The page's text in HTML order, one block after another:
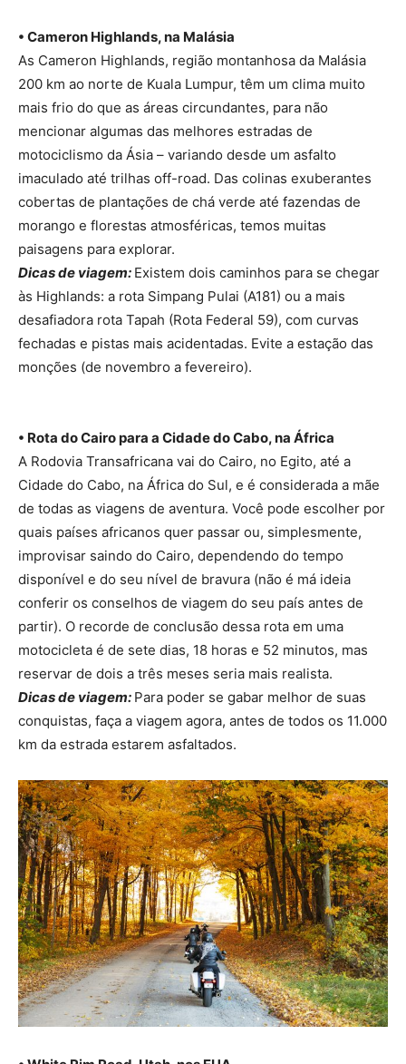
• Cameron Highlands, na Malásia
As Cameron Highlands, região montanhosa da Malásia
200 km ao norte de Kuala Lumpur, têm um clima muito
mais frio do que as áreas circundantes, para não
mencionar algumas das melhores estradas de
motociclismo da Ásia – variando desde um asfalto
imaculado até trilhas off-road. Das colinas exuberantes
cobertas de plantações de chá verde até fazendas de
morango e florestas atmosféricas, temos muitas
paisagens para explorar.
Dicas de viagem: Existem dois caminhos para se chegar
às Highlands: a rota Simpang Pulai (A181) ou a mais
desafiadora rota Tapah (Rota Federal 59), com curvas
fechadas e pistas mais acidentadas. Evite a estação das
monções (de novembro a fevereiro).
• Rota do Cairo para a Cidade do Cabo, na África
A Rodovia Transafricana vai do Cairo, no Egito, até a
Cidade do Cabo, na África do Sul, e é considerada a mãe
de todas as viagens de aventura. Você pode escolher por
quais países africanos quer passar ou, simplesmente,
improvisar saindo do Cairo, dependendo do tempo
disponível e do seu nível de bravura (não é má ideia
conferir os conselhos de viagem do seu país antes de
partir). O recorde de conclusão dessa rota em uma
motocicleta é de sete dias, 18 horas e 52 minutos, mas
reservar de dois a três meses seria mais realista.
Dicas de viagem: Para poder se gabar melhor de suas
conquistas, faça a viagem agora, antes de todos os 11.000
km da estrada estarem asfaltados.